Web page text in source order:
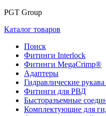
PGT Group
Каталог товаров
Поиск
Фитинги Interlock
Фитинги MegaCrimp®
Адаптеры
Гидравлические
Фитинги для РВД
Бысторазъемные
Комплектующие для